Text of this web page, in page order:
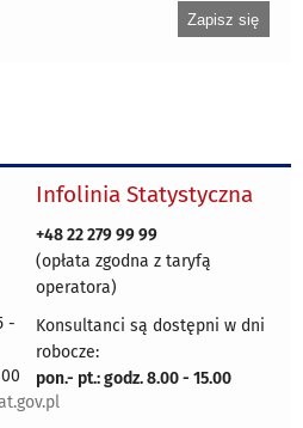
-
Infolinia Statystyczna
+48 22 279 99 99
(opłata zgodna z taryfą
operatora)
Konsultanci są dostępni w dni
robocze:
pon.- pt.: godz. 8.00 - 15.00